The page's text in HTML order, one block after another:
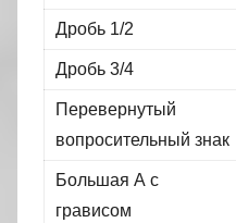
Дробь 1/2
Дробь 3/4
Перевернутый
вопросительный знак
Большая А с
грависом